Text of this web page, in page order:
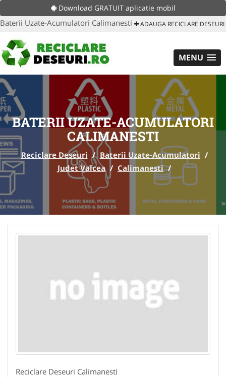
Download GRATUIT aplicatie mobil
Baterii Uzate-Acumulatori Calimanesti ADAUGA RECICLARE DESEURI
MENU
BATERII UZATE-ACUMULATORI
CALIMANESTI
Reciclare Deseuri / Baterii Uzate-Acumulatori /
Judet Valcea / Calimanesti /
Reciclare Deseuri Calimanesti